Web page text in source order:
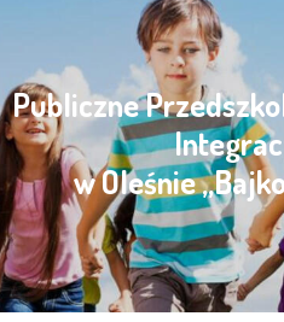
Publiczne
w Oleśnie